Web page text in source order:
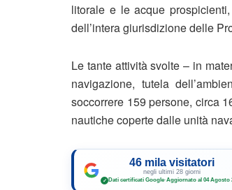
litorale e le acque
dell’intera giurisdizione delle
Le tante attività svolte – in
navigazione, tutela
soccorrere 159 persone, circa
nautiche coperte dalle unità
46 mila visitatori
negli ultimi 28 giorni
✓ Dati certificati Google·Aggiornato al 04 Agosto